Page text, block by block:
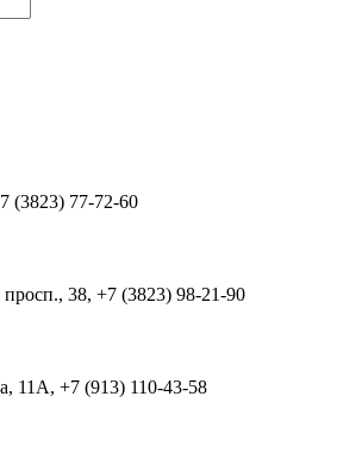
(3823) 77-72-60
38, +7 (3823) 98-21-90
11А, +7 (913) 110-43-58